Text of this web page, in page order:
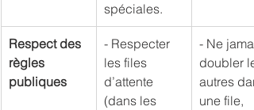
spéciales.
Respect des
règles
publiques
- Respecter
les files
d’attente
(dans les
- Ne
doubler
autres
une file,